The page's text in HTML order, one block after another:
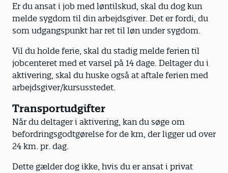
Er du ansat i job med løntilskud, skal du dog kun
melde sygdom til din arbejdsgiver. Det er fordi, du
som udgangspunkt har ret til løn under sygdom.
Vil du holde ferie, skal du stadig melde ferien til
jobcenteret med et varsel på 14 dage. Deltager du i
aktivering, skal du huske også at aftale ferien med
arbejdsgiver/kursusstedet.
Transportudgifter
Når du deltager i aktivering, kan du søge om
befordringsgodtgørelse for de km, der ligger ud over
24 km. pr. dag.
Dette gælder dog ikke, hvis du er ansat i privat